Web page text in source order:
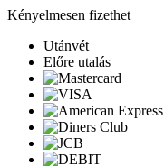
Kényelmesen fizethet
Utánvét
Előre utalás